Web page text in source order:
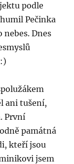
podle
Pečinka
nebes. Dnes
ani tušení,
První
památná
kteří jsou
jsem